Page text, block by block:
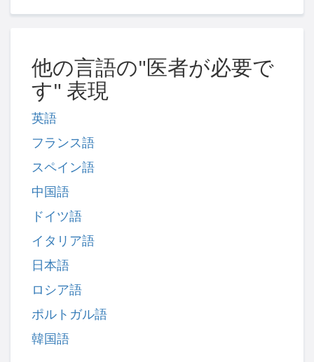
他の言語の"医者が必要で
す" 表現
英語
フランス語
スペイン語
中国語
ドイツ語
イタリア語
日本語
ロシア語
ポルトガル語
韓国語